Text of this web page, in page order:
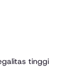
tinggi